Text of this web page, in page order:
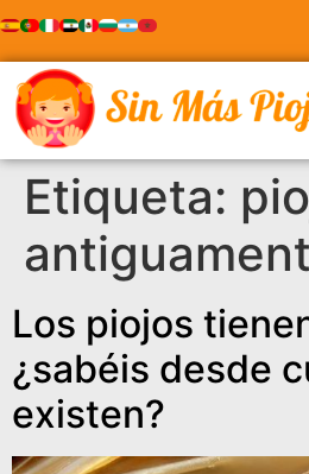
Etiqueta:
Los piojos
¿sabéis desde
existen?